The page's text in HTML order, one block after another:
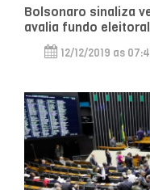
Bolsonaro sinaliza
avalia fundo
12/12/2019 as